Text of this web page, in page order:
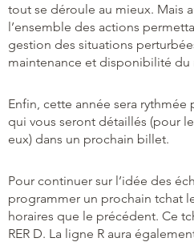
tout se déroule au mieux. Mais
l’ensemble des actions
gestion des situations
maintenance et disponibilité du
Enfin, cette année sera rythmée
qui vous seront détaillés (pour
eux) dans un prochain billet.
Pour continuer sur l’idée des
programmer un prochain tchat
horaires que le précédent. Ce
RER D. La ligne R aura